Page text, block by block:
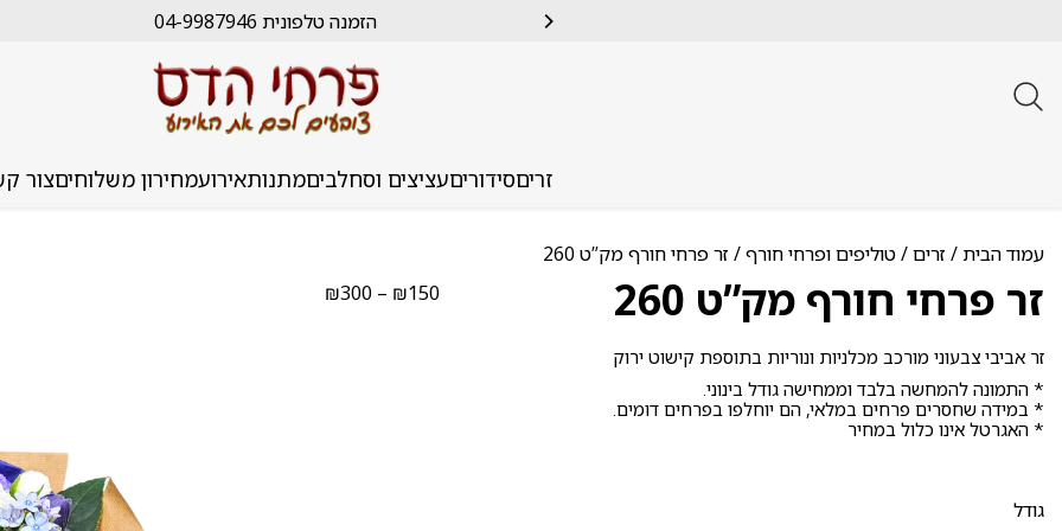
הזמנה טלפונית 04-9987946
זריםסידוריםעציצים וסחלביםמתנותאירועמחירון משלוחיםצור
עמוד הבית / זרים/טוליפים ופרחי חורף/ זר פרחי חורף מק”ט 260
זר פרחי חורף מק”ט 260 ₪150
–
₪300
זר אביבי צבעוני מורכב מכלניות ונוריות בתוספת קישוט ירוק
* התמונה להמחשה בלבד וממחישה גודל בינוני.
* במידה שחסרים פרחים במלאי, הם יוחלפו בפרחים דומים.
* האגרטל אינו כלול במחיר
גודל